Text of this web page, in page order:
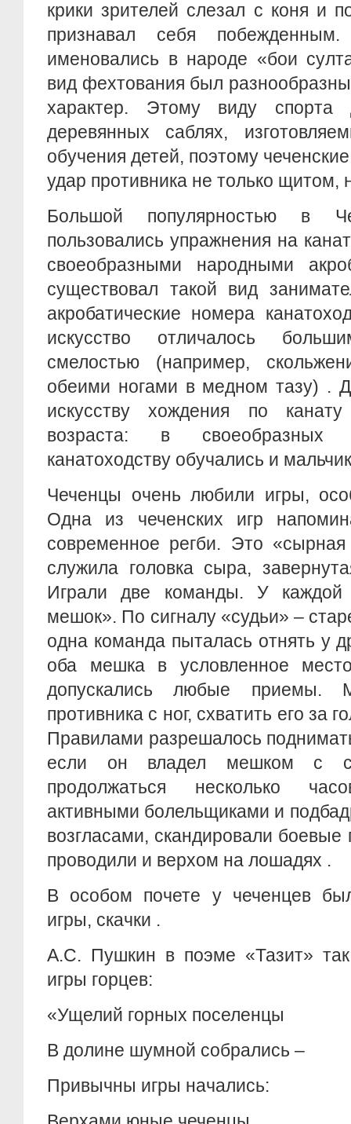
крики зрителей слезал с коня и
признавал себя
именовались в народе «бои
вид фехтования был
характер. Этому виду спорта
деревянных саблях,
обучения детей, поэтому
удар противника не только щитом,
Большой популярностью в
пользовались упражнения на
своеобразными народными
существовал такой вид
акробатические номера
искусство отличалось
смелостью (например,
обеими ногами в медном тазу) .
искусству хождения по
возраста: в своеобразных
канатоходству обучались и
Чеченцы очень любили игры,
Одна из чеченских игр
современное регби. Это
служила головка сыра,
Играли две команды. У
мешок». По сигналу «судьи» –
одна команда пыталась отнять у
оба мешка в условленное
допускались любые приемы.
противника с ног, схватить его за
Правилами разрешалось
если он владел мешком с
продолжаться несколько
активными болельщиками и
возгласами, скандировали
проводили и верхом на лошадях .
В особом почете у чеченцев
игры, скачки .
А.С. Пушкин в поэме «Тазит»
игры горцев:
«Ущелий горных поселенцы
В долине шумной собрались –
Привычны игры начались: